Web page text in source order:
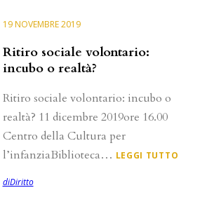
19 NOVEMBRE 2019
Ritiro sociale volontario:
incubo o realtà?
Ritiro sociale volontario: incubo o
realtà? 11 dicembre 2019ore 16.00
Centro della Cultura per
l’infanziaBiblioteca… LEGGI TUTTO
diDiritto